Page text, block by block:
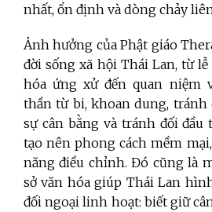
nhất, ổn định và dòng chảy
Ảnh hưởng của Phật giáo
đời sống xã hội Thái Lan, từ
hóa ứng xử đến quan niệm
thần từ bi, khoan dung, tránh
sự cân bằng và tránh đối đầu
tạo nên phong cách mềm
năng điều chỉnh. Đó cũng là
sở văn hóa giúp Thái Lan
đối ngoại linh hoạt: biết giữ